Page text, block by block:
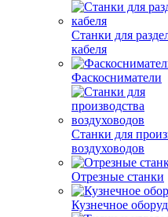
Станки для
кабеля
Фаскосниматели
Станки для
воздуховодов
Отрезные станки
Кузнечное